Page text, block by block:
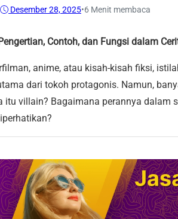
Desember 28, 2025•6 Menit membaca
Contoh, dan Fungsi dalam
anime, atau kisah-kisah fiksi,
dari tokoh protagonis. Namun,
itu villain? Bagaimana perannya dalam